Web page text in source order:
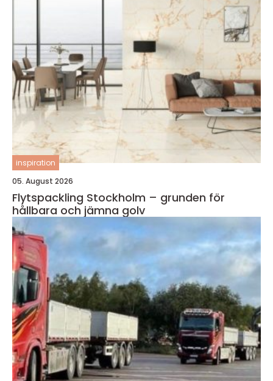
inspiration
05. August 2026
Flytspackling Stockholm – grunden för
hållbara och jämna golv